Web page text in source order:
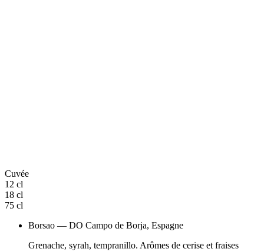
Cuvée
12 cl
18 cl
75 cl
Borsao — DO Campo de Borja, Espagne
Grenache, syrah, tempranillo. Arômes de cerise et fraises